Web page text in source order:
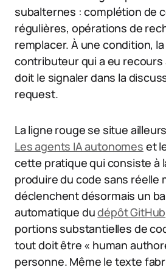
subalternes : complétion de
régulières, opérations de
remplacer. À une condition,
contributeur qui a eu recours
doit le signaler dans la
request.
La ligne rouge se situe
Les agents IA autonomes et
cette pratique qui consiste à
produire du code sans réelle
déclenchent désormais un
automatique dudépôt GitHub
portions substantielles de
tout doit être « human
personne. Même le texte